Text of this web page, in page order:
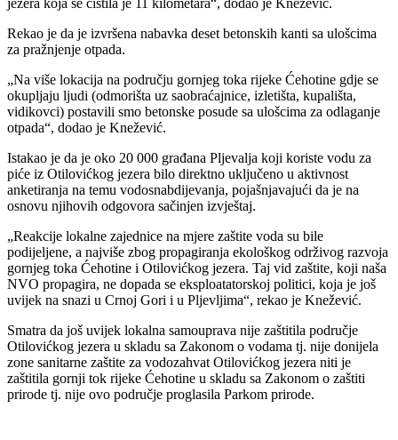
Rekao je da je izvršena nabavka deset betonskih kanti sa ulošcima
za pražnjenje otpada.
„Na više lokacija na području gornjeg toka rijeke Ćehotine gdje se
okupljaju ljudi (odmorišta uz saobraćajnice, izletišta, kupališta,
vidikovci) postavili smo betonske posude sa ulošcima za odlaganje
otpada“, dodao je Knežević.
Istakao je da je oko 20 000 građana Pljevalja koji koriste vodu za
piće iz Otilovićkog jezera bilo direktno uključeno u aktivnost
anketiranja na temu vodosnabdijevanja, pojašnjavajući da je na
osnovu njihovih odgovora sačinjen izvještaj.
„Reakcije lokalne zajednice na mjere zaštite voda su bile
podijeljene, a najviše zbog propagiranja ekološkog održivog razvoja
gornjeg toka Ćehotine i Otilovićkog jezera. Taj vid zaštite, koji naša
NVO propagira, ne dopada se eksploatatorskoj politici, koja je još
uvijek na snazi u Crnoj Gori i u Pljevljima“, rekao je Knežević.
Smatra da još uvijek lokalna samouprava nije zaštitila područje
Otilovićkog jezera u skladu sa Zakonom o vodama tj. nije donijela
zone sanitarne zaštite za vodozahvat Otilovićkog jezera niti je
zaštitila gornji tok rijeke Ćehotine u skladu sa Zakonom o zaštiti
prirode tj. nije ovo područje proglasila Parkom prirode.